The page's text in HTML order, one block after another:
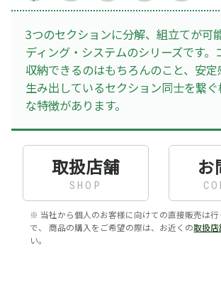
3つのセクションに分解、組立てが可
ディング・システムのシリーズです。
収納できるのはもちろんのこと、安
生み出しているセクション同士を繋
な特徴があります。
取扱店舗
SHOP
お
※ 当社から個人のお客様に向けての直接販売は行
で、 商品の購入をご希望の際は、お近くの取扱店
い。